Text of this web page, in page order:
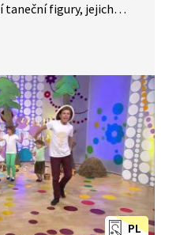
taneční figury, jejich
krále či královnu
Dneska si ukážeme,
Tanec roztleskávaček.
PL